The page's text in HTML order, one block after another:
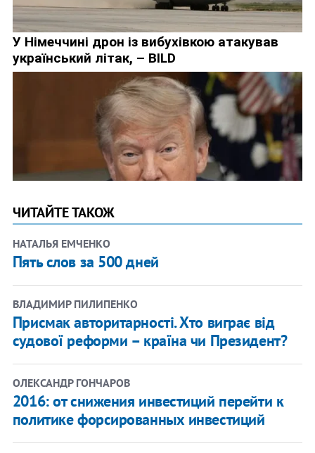
ЧИТАЙТЕ ТАКОЖ
НАТАЛЬЯ ЕМЧЕНКО
Пять слов за 500 дней
ВЛАДИМИР ПИЛИПЕНКО
Присмак авторитарності. Хто виграє від
судової реформи – країна чи Президент?
ОЛЕКСАНДР ГОНЧАРОВ
2016: от снижения инвестиций перейти к
политике форсированных инвестиций